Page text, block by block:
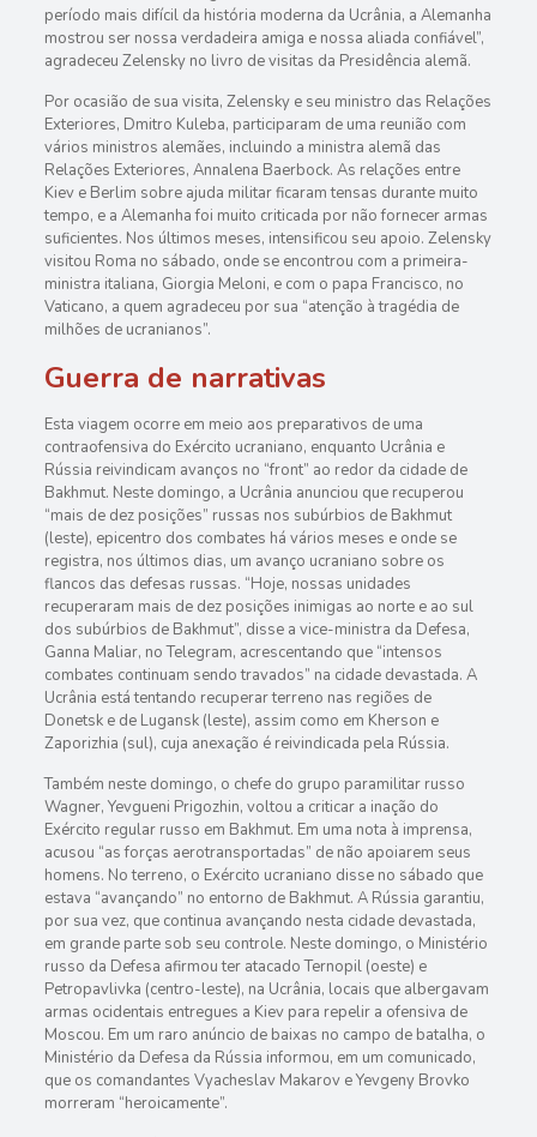
período mais difícil da história moderna da Ucrânia, a Alemanha
mostrou ser nossa verdadeira amiga e nossa aliada confiável”,
agradeceu Zelensky no livro de visitas da Presidência alemã.
Por ocasião de sua visita, Zelensky e seu ministro das Relações
Exteriores, Dmitro Kuleba, participaram de uma reunião com
vários ministros alemães, incluindo a ministra alemã das
Relações Exteriores, Annalena Baerbock. As relações entre
Kiev e Berlim sobre ajuda militar ficaram tensas durante muito
tempo, e a Alemanha foi muito criticada por não fornecer armas
suficientes. Nos últimos meses, intensificou seu apoio. Zelensky
visitou Roma no sábado, onde se encontrou com a primeira-
ministra italiana, Giorgia Meloni, e com o papa Francisco, no
Vaticano, a quem agradeceu por sua “atenção à tragédia de
milhões de ucranianos”.
Guerra de narrativas
Esta viagem ocorre em meio aos preparativos de uma
contraofensiva do Exército ucraniano, enquanto Ucrânia e
Rússia reivindicam avanços no “front” ao redor da cidade de
Bakhmut. Neste domingo, a Ucrânia anunciou que recuperou
“mais de dez posições” russas nos subúrbios de Bakhmut
(leste), epicentro dos combates há vários meses e onde se
registra, nos últimos dias, um avanço ucraniano sobre os
flancos das defesas russas. “Hoje, nossas unidades
recuperaram mais de dez posições inimigas ao norte e ao sul
dos subúrbios de Bakhmut”, disse a vice-ministra da Defesa,
Ganna Maliar, no Telegram, acrescentando que “intensos
combates continuam sendo travados” na cidade devastada. A
Ucrânia está tentando recuperar terreno nas regiões de
Donetsk e de Lugansk (leste), assim como em Kherson e
Zaporizhia (sul), cuja anexação é reivindicada pela Rússia.
Também neste domingo, o chefe do grupo paramilitar russo
Wagner, Yevgueni Prigozhin, voltou a criticar a inação do
Exército regular russo em Bakhmut. Em uma nota à imprensa,
acusou “as forças aerotransportadas” de não apoiarem seus
homens. No terreno, o Exército ucraniano disse no sábado que
estava “avançando” no entorno de Bakhmut. A Rússia garantiu,
por sua vez, que continua avançando nesta cidade devastada,
em grande parte sob seu controle. Neste domingo, o Ministério
russo da Defesa afirmou ter atacado Ternopil (oeste) e
Petropavlivka (centro-leste), na Ucrânia, locais que albergavam
armas ocidentais entregues a Kiev para repelir a ofensiva de
Moscou. Em um raro anúncio de baixas no campo de batalha, o
Ministério da Defesa da Rússia informou, em um comunicado,
que os comandantes Vyacheslav Makarov e Yevgeny Brovko
morreram “heroicamente”.